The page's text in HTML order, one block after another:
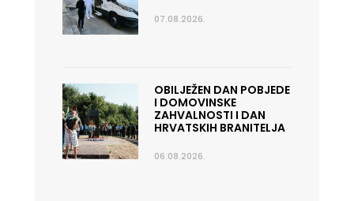
07.08.2026.
OBILJEŽEN DAN POBJEDE
I DOMOVINSKE
ZAHVALNOSTI I DAN
HRVATSKIH BRANITELJA
06.08.2026.